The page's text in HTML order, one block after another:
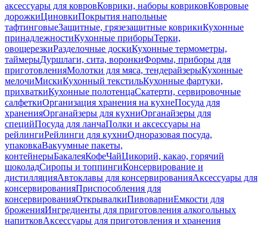
аксессуары для ковровКоврики, наборы ковриковКовровые
дорожкиЦиновкиПокрытия напольные
тафтинговыеЗащитные, грязезащитные коврикиКухонные
принадлежностиКухонные приборыТерки,
овощерезкиРазделочные доскиКухонные термометры,
таймерыДуршлаги, сита, воронкиФормы, приборы для
приготовленияМолотки для мяса, тендерайзерыКухонные
мелочиМискиКухонный текстильКухонные фартуки,
прихваткиКухонные полотенцаСкатерти, сервировочные
салфеткиОрганизация хранения на кухнеПосуда для
храненияОрганайзеры для кухниОрганайзеры для
специйПосуда для ланчаПолки и аксессуары на
рейлингиРейлинги для кухниОдноразовая посуда,
упаковкаВакуумные пакеты,
контейнерыБакалеяКофеЧайЦикорий, какао, горячий
шоколадСиропы и топпингиКонсервирование и
дистилляцияАвтоклавы для консервированияАксессуары для
консервированияПриспособления для
консервированияОткрывалкиПивоварниЕмкости для
броженияИнгредиенты для приготовления алкогольных
напитковАксессуары для приготовления и хранения